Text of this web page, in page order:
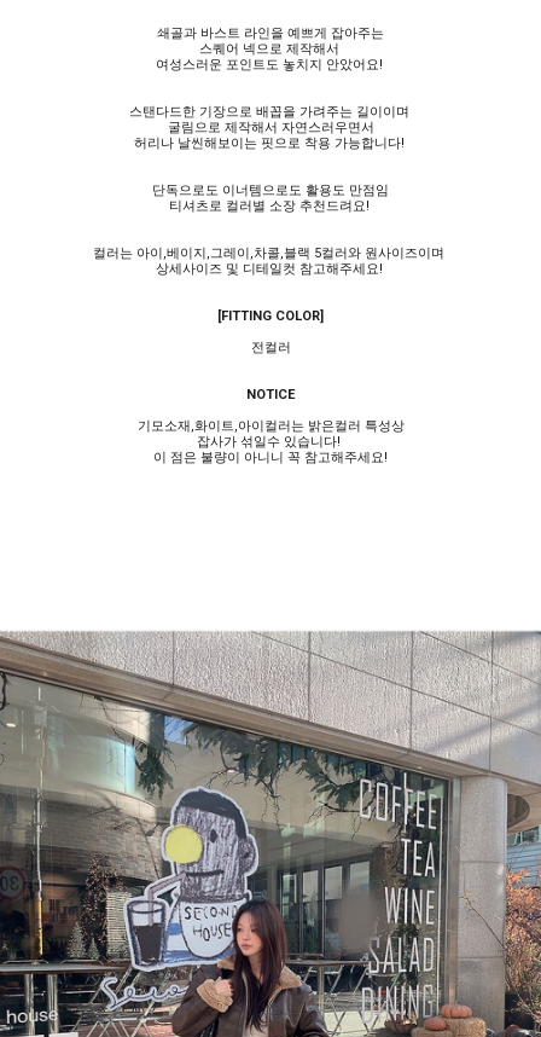
쇄골과 바스트 라인을 예쁘게 잡아주는
스퀘어 넥으로 제작해서
여성스러운 포인트도 놓치지 안았어요!
스탠다드한 기장으로 배꼽을 가려주는 길이이며
굴림으로 제작해서 자연스러우면서
허리나 날씬해보이는 핏으로 착용 가능합니다!
단독으로도 이너템으로도 활용도 만점임
티셔츠로 컬러별 소장 추천드려요!
컬러는 아이,베이지,그레이,차콜,블랙 5컬러와 원사이즈이며
상세사이즈 및 디테일컷 참고해주세요!
[FITTING COLOR]
전컬러
NOTICE
기모소재,화이트,아이컬러는 밝은컬러 특성상
잡사가 섞일수 있습니다!
이 점은 불량이 아니니 꼭 참고해주세요!